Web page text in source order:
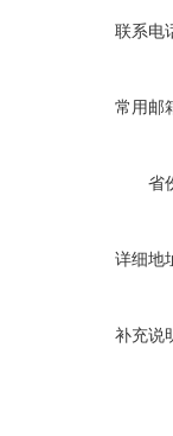
联系电
常用邮
省
详细地
补充说